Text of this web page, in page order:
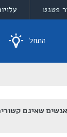
פטנט
התחל
שאינם